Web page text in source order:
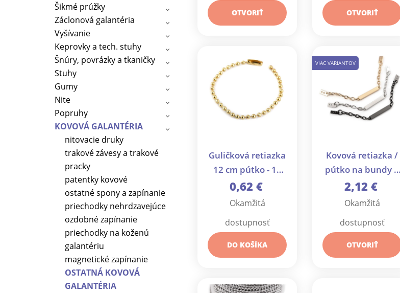
Šikmé prúžky
Záclonová galantéria
Vyšívanie
Keprovky a tech. stuhy
Šnúry, povrázky a tkaničky
Stuhy
Gumy
Nite
Popruhy
KOVOVÁ GALANTÉRIA
nitovacie druky
trakové závesy a trakové
pracky
patentky kovové
ostatné spony a zapínanie
priechodky nehrdzavejúce
ozdobné zapínanie
priechodky na koženú
galantériu
magnetické zapínanie
OSTATNÁ KOVOVÁ
GALANTÉRIA
OTVORIŤ OTVORIŤ
Guličková retiazka
12 cm pútko - 10
ks
0,62 €
Okamžitá
dostupnosť
DO KOŠÍKA
VIAC VARIANTOV
Kovová retiazka /
pútko na bundy a
kabáty - 2 ks
2,12 €
Okamžitá
dostupnosť
OTVORIŤ